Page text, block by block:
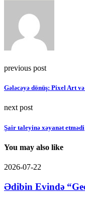
previous post
Gələcəyə dönüş: Pixel Art
next post
Şair taleyinə xəyanət etmədi
You may also like
2026-07-22
Ədibin Evində